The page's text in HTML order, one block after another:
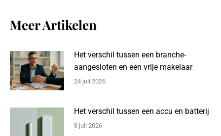
Meer Artikelen
Het verschil tussen een branche-
aangesloten en een vrije makelaar
24 juli 2026
Het verschil tussen een accu en batterij
3 juli 2026